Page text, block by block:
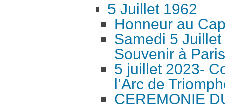
5 Juillet 1962
Honneur au
Samedi 5
Souvenir à Paris
5 juillet 2023-
l’Arc de
CEREMONIE